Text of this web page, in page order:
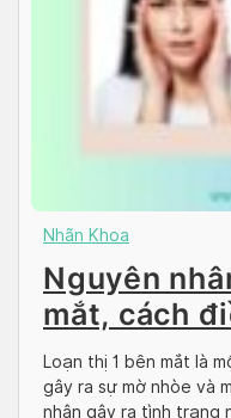
Nhãn Khoa
Nguyên
mắt, cách
Loạn thị 1 bên mắt là
gây ra sự mờ nhòe và
nhân gây ra tình trạng